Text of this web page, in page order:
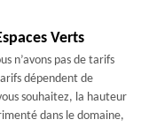
Verts
n’avons pas de tarifs
dépendent de
souhaitez, la hauteur
dans le domaine,